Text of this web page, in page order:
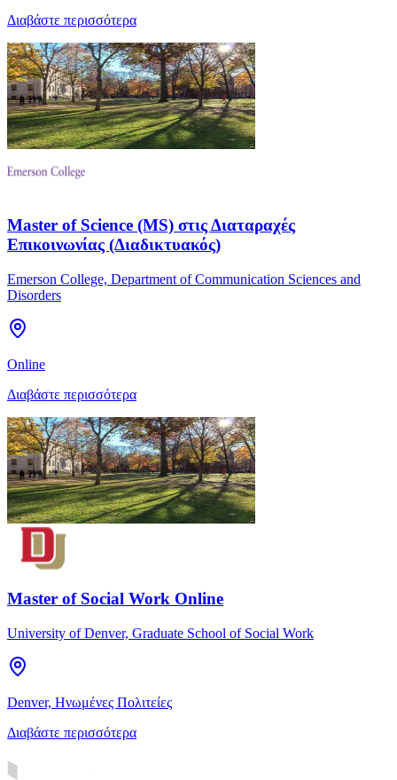
Διαβάστε περισσότερα
Master of Science (MS) στις Διαταραχές
Επικοινωνίας (Διαδικτυακός)
Emerson College, Department of Communication Sciences and
Disorders
Online
Διαβάστε περισσότερα
Master of Social Work Online
University of Denver, Graduate School of Social Work
Denver, Ηνωμένες Πολιτείες
Διαβάστε περισσότερα